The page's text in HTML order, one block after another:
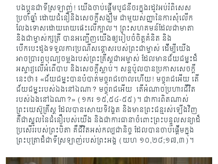
បងប្អូនជាទីស្រឡាញ់! យើងចាប់ផ្តើមបូជនីចរក្នុងរដូវអប់រំពិសេស
ប្រចាំឆ្នាំ ដោយជំនឿនិងសេចក្តីសង្ឃឹម ជាមួយសញ្ញានៃការសុំលើក
លែងទោសដោយរោយផេះលើក្បាល។ ព្រះសហគមន៍ដែលជាមាតា
និងជាម្ចាស់ក្សត្រី បានអញ្ជើញយើងឲ្យរៀបចំចិត្តគំនិត និង
បើកបេះដូងទទួលការប្រណីសន្តោសរបស់ព្រះជាម្ចាស់​ ដើម្បីយើង
អាចប្រារព្ធបុណ្យចម្លងរបស់ព្រះគ្រីស្តជាអម្ចាស់ ដែលមានជ័យជម្នះដ៏
អស្ចារ្យលើអំពើបាប និងសេចក្តីស្លាប់។ សន្តប៉ូលបានប្រកាសសេចក្តី
នេះថា៖ «ជ័យជម្នះ​បាន​បំបាត់​មច្ចុរាជ​ចោល​ហើយ!​ មច្ចុរាជ​អើយ​ ​តើ​
ជ័យជម្នះ​របស់​ឯង​នៅ​ឯណា? មច្ចុរាជ​អើយ‌ ​ តើ​អំណាច​ប្រហារជីវិត​​
របស់​ឯងនៅ​ឯណា?» (១ករ ១៥,៥៤-៥៥)។ ជាការពិតណាស់
ព្រះយេស៊ូគ្រីស្ត ដែលបានសោយទិវង្គត និងមានព្រះជន្មរស់ឡើងវិញ
គឺជាស្នូលនៃជំនឿរបស់យើង និងជាការធានាចំពោះព្រះបន្ទូលសន្យាដ៏
ប្រសើររបស់ព្រះបិតា គឺជីវិតអស់កល្បជានិច្ច ដែលបានចាប់ផ្តើមក្នុង
ព្រះបុត្រាដ៏ជាទីស្រឡាញ់របស់ព្រះអង្គ (យហ ១០,២៨; ១៧,៣)។